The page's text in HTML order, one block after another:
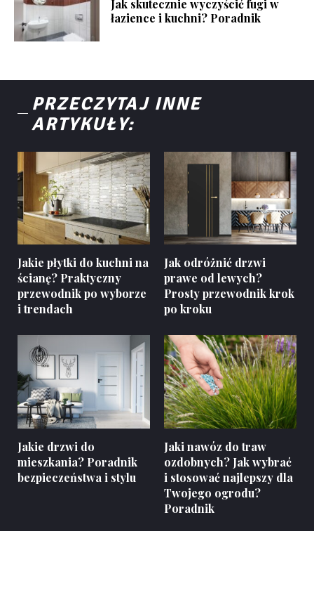
Jak skutecznie wyczyścić fugi w
łazience i kuchni? Poradnik
PRZECZYTAJ INNE
ARTYKUŁY:
Jakie płytki do kuchni na
ścianę? Praktyczny
przewodnik po wyborze
i trendach
Jak odróżnić drzwi
prawe od lewych?
Prosty przewodnik krok
po kroku
Jakie drzwi do
mieszkania? Poradnik
bezpieczeństwa i stylu
Jaki nawóz do traw
ozdobnych? Jak wybrać
i stosować najlepszy dla
Twojego ogrodu?
Poradnik